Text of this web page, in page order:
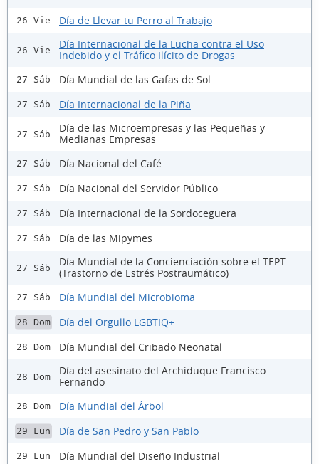
26 Vie Día de Llevar tu Perro al Trabajo
26 Vie
Día Internacional de la Lucha contra el Uso
Indebido y el Tráfico Ilícito de Drogas
27 Sáb Día Mundial de las Gafas de Sol
27 Sáb Día Internacional de la Piña
27 Sáb
Día de las Microempresas y las Pequeñas y
Medianas Empresas
27 Sáb Día Nacional del Café
27 Sáb Día Nacional del Servidor Público
27 Sáb Día Internacional de la Sordoceguera
27 Sáb Día de las Mipymes
27 Sáb
Día Mundial de la Concienciación sobre el TEPT
(Trastorno de Estrés Postraumático)
27 Sáb Día Mundial del Microbioma
28 Dom Día del Orgullo LGBTIQ+
28 Dom Día Mundial del Cribado Neonatal
28 Dom
Día del asesinato del Archiduque Francisco
Fernando
28 Dom Día Mundial del Árbol
29 Lun Día de San Pedro y San Pablo
29 Lun Día Mundial del Diseño Industrial